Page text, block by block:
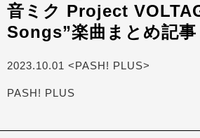
音ミク Project
Songs”楽曲まとめ記事
2023.10.01 <PASH! PLUS>
PASH! PLUS